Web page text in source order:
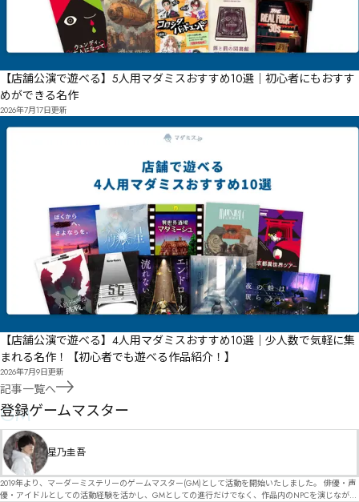
【店舗公演で遊べる】5人用マダミスおすすめ10選｜初心者にもおすす
めができる名作
2026年7月17日更新
【店舗公演で遊べる】4人用マダミスおすすめ10選｜少人数で気軽に集
まれる名作！【初心者でも遊べる作品紹介！】
2026年7月9日更新
記事一覧へ
GM
登録ゲームマスター
星乃圭吾
2019年より、マーダーミステリーのゲームマスター(GM)として活動を開始いたしました。 俳優・声
優・アイドルとしての活動経験を活かし、GMとしての進行だけでなく、作品内のNPCを演じなが